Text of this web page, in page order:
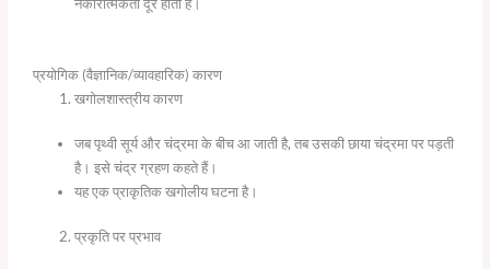
नकारात्मकता दूर होती है।
प्रयोगिक (वैज्ञानिक/व्यावहारिक) कारण
खगोलशास्त्रीय कारण
जब पृथ्वी सूर्य और चंद्रमा के बीच आ जाती है, तब उसकी छाया चंद्रमा पर पड़ती
है। इसे चंद्र ग्रहण कहते हैं।
यह एक प्राकृतिक खगोलीय घटना है।
प्रकृति पर प्रभाव